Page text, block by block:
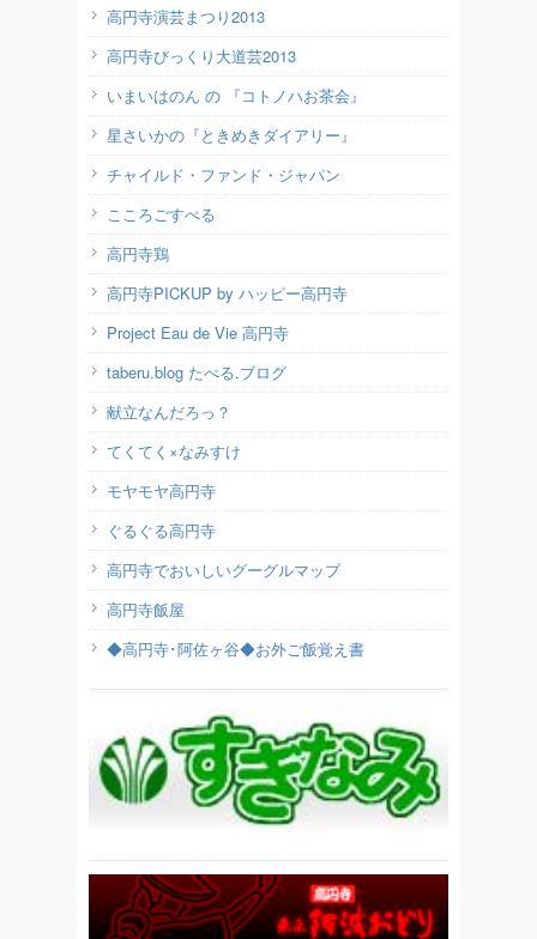
高円寺演芸まつり2013
高円寺びっくり大道芸2013
いまいはのん の 『コトノハお茶会』
星さいかの『ときめきダイアリー』
チャイルド・ファンド・ジャパン
こころごすぺる
高円寺鶏
高円寺PICKUP by ハッピー高円寺
Project Eau de Vie 高円寺
taberu.blog たべる.ブログ
献立なんだろっ？
てくてく×なみすけ
モヤモヤ高円寺
ぐるぐる高円寺
高円寺でおいしいグーグルマップ
高円寺飯屋
◆高円寺･阿佐ヶ谷◆お外ご飯覚え書